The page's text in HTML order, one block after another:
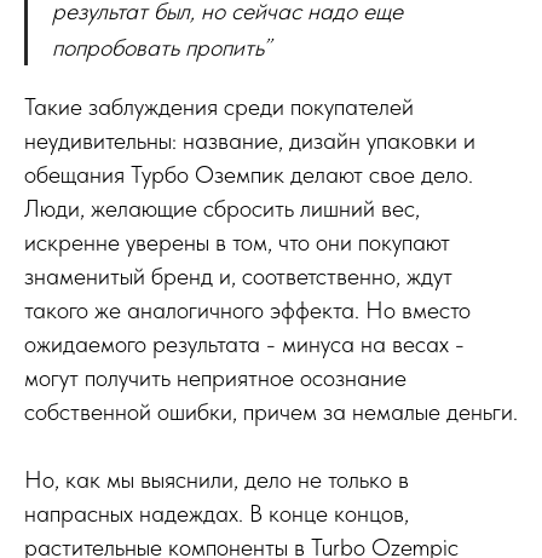
результат был, но сейчас надо еще
попробовать пропить”
Такие заблуждения среди покупателей
неудивительны: название, дизайн упаковки и
обещания Турбо Оземпик делают свое дело.
Люди, желающие сбросить лишний вес,
искренне уверены в том, что они покупают
знаменитый бренд и, соответственно, ждут
такого же аналогичного эффекта. Но вместо
ожидаемого результата - минуса на весах -
могут получить неприятное осознание
собственной ошибки, причем за немалые деньги.
Но, как мы выяснили, дело не только в
напрасных надеждах. В конце концов,
растительные компоненты в Turbo Ozempic